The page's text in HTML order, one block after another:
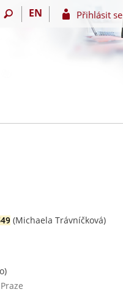
EN Přihlásit se
(Michaela Trávníčková)